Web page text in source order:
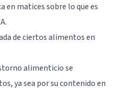
en matices sobre lo que es
de ciertos alimentos en
alimenticio se
ya sea por su contenido en